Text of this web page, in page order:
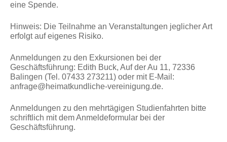
eine Spende.
Hinweis: Die Teilnahme an Veranstaltungen jeglicher Art
erfolgt auf eigenes Risiko.
Anmeldungen zu den Exkursionen bei der
Geschäftsführung: Edith Buck, Auf der Au 11, 72336
Balingen (Tel. 07433 273211) oder mit E-Mail:
anfrage@heimatkundliche-vereinigung.de.
Anmeldungen zu den mehrtägigen Studienfahrten bitte
schriftlich mit dem Anmeldeformular bei der
Geschäftsführung.